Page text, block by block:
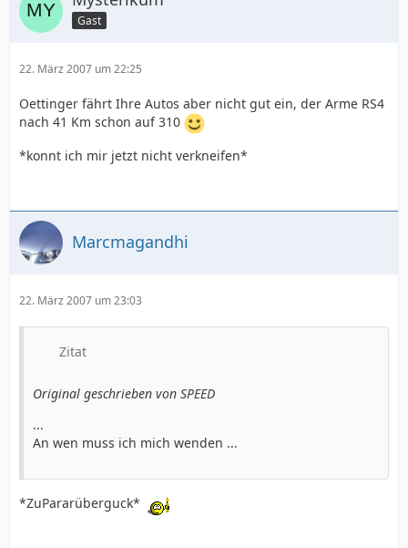
Gast
22. März 2007 um 22:25
Oettinger fährt Ihre Autos aber nicht gut ein, der Arme RS4
nach 41 Km schon auf 310
*konnt ich mir jetzt nicht verkneifen*
Marcmagandhi
22. März 2007 um 23:03
Zitat
Original geschrieben von SPEED
...
An wen muss ich mich wenden ...
*ZuPararüberguck*